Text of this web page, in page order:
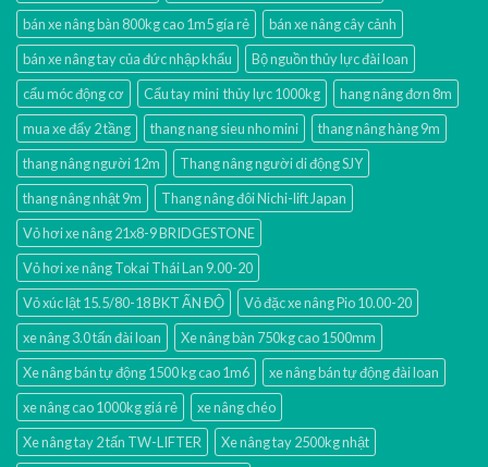
bán xe nâng bàn 800kg cao 1m5 gía rẻ
bán xe nâng cây cảnh
bán xe nâng tay của đức nhập khẩu
Bộ nguồn thủy lực đài loan
cẩu móc động cơ
Cẩu tay mini thủy lực 1000kg
hang nâng đơn 8m
mua xe đẩy 2 tầng
thang nang sieu nho mini
thang nâng hàng 9m
thang nâng người 12m
Thang nâng người di động SJY
thang nâng nhật 9m
Thang nâng đôi Nichi-lift Japan
Vỏ hơi xe nâng 21x8-9 BRIDGESTONE
Vỏ hơi xe nâng Tokai Thái Lan 9.00-20
Vỏ xúc lật 15.5/80-18 BKT ẤN ĐỘ
Vỏ đặc xe nâng Pio 10.00-20
xe nâng 3.0 tấn đài loan
Xe nâng bàn 750kg cao 1500mm
Xe nâng bán tự động 1500 kg cao 1m6
xe nâng bán tự động đài loan
xe nâng cao 1000kg giá rẻ
xe nâng chéo
Xe nâng tay 2 tấn TW-LIFTER
Xe nâng tay 2500kg nhật